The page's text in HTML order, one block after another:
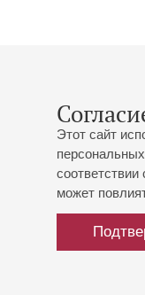
Этот сайт
может